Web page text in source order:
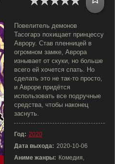
Повелитель демонов
Тасогарэ похищает принцессу
Аврору. Став пленницей в
огромном замке, Аврора
изнывает от скуки, но больше
всего ей хочется спать. Но
сделать это не так-то просто,
и Авроре придётся
использовать все подручные
средства, чтобы наконец
заснуть.
Год: 2020
Дата выхода: 2020-10-06
Аниме жанры: Комедия,